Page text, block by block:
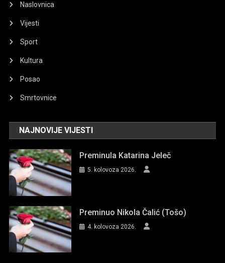
Naslovnica
Vijesti
Sport
Kultura
Posao
Smrtovnice
NAJNOVIJE VIJESTI
Preminula Katarina Jeleč
5. kolovoza 2026.
Preminuo Nikola Čalić (Tošo)
4. kolovoza 2026.